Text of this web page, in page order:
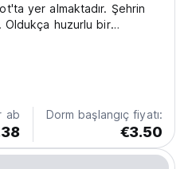
yer almaktadır. Şehrin
Oldukça huzurlu bir
ab Dorm başlangıç fiyatı:
€3.50